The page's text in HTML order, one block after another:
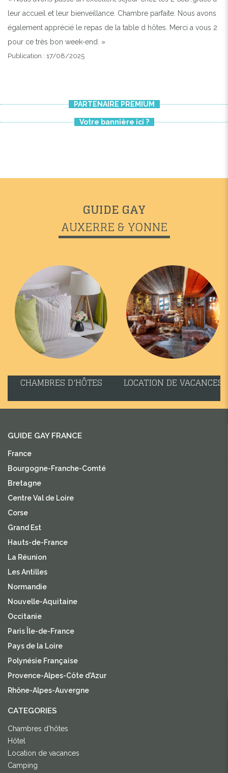
leur accueil et leur bienveillance. Chambre parfaite. Nous avons
également apprécié le repas de la table d hôtes. Merci a vous 2
pour ce très bon week-end. »
Publication : 17/08/2025
PARTENAIRE PREMIUM
Votre bannière ici ?
GUIDE GAY
AUXERRE & YONNE
CHAMBRES D'HÔTES LOCATION DE VACANCES
GUIDE GAY FRANCE
France
Bourgogne-Franche-Comté
Bretagne
Centre Val de Loire
Corse
Grand Est
Hauts-de-France
La Réunion
Les Antilles
Normandie
Nouvelle-Aquitaine
Occitanie
Paris Île-de-France
Pays de la Loire
Polynésie Française
Provence-Alpes-Côte d'Azur
Rhône-Alpes-Auvergne
CATEGORIES
Chambres d'hôtes
Hôtel
Location de vacances
Camping